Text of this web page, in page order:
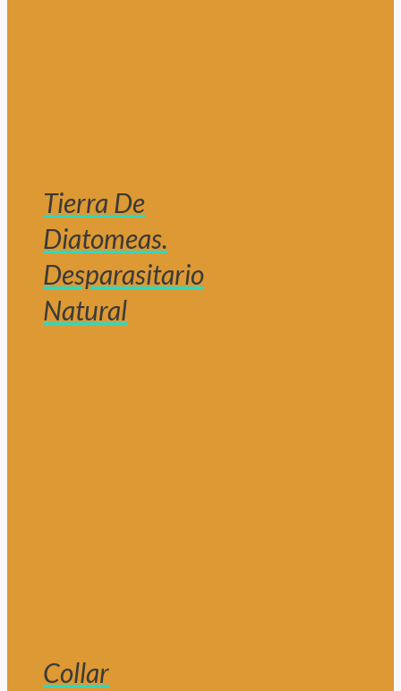
Tierra De
Diatomeas.
Desparasitario
Natural
Collar